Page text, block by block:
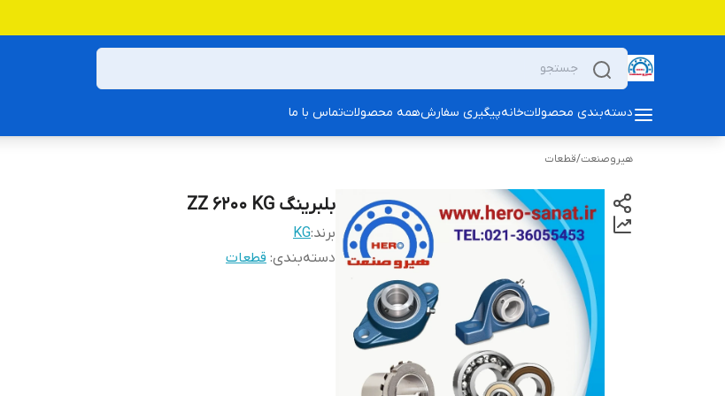
دسته‌بندی محصولاتخانهپیگیری سفارشهمه محصولاتتماس با ما
هیروصنعت/قطعات
بلبرینگ ZZ 6200 KG
برند:KG
دسته‌بندی: قطعات